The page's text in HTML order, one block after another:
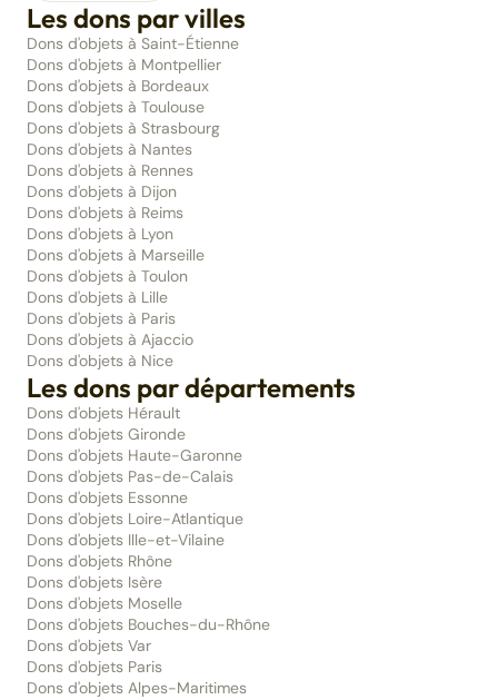
Les dons par villes
Dons d'objets à Saint-Étienne
Dons d'objets à Montpellier
Dons d'objets à Bordeaux
Dons d'objets à Toulouse
Dons d'objets à Strasbourg
Dons d'objets à Nantes
Dons d'objets à Rennes
Dons d'objets à Dijon
Dons d'objets à Reims
Dons d'objets à Lyon
Dons d'objets à Marseille
Dons d'objets à Toulon
Dons d'objets à Lille
Dons d'objets à Paris
Dons d'objets à Ajaccio
Dons d'objets à Nice
Les dons par départements
Dons d'objets Hérault
Dons d'objets Gironde
Dons d'objets Haute-Garonne
Dons d'objets Pas-de-Calais
Dons d'objets Essonne
Dons d'objets Loire-Atlantique
Dons d'objets Ille-et-Vilaine
Dons d'objets Rhône
Dons d'objets Isère
Dons d'objets Moselle
Dons d'objets Bouches-du-Rhône
Dons d'objets Var
Dons d'objets Paris
Dons d'objets Alpes-Maritimes